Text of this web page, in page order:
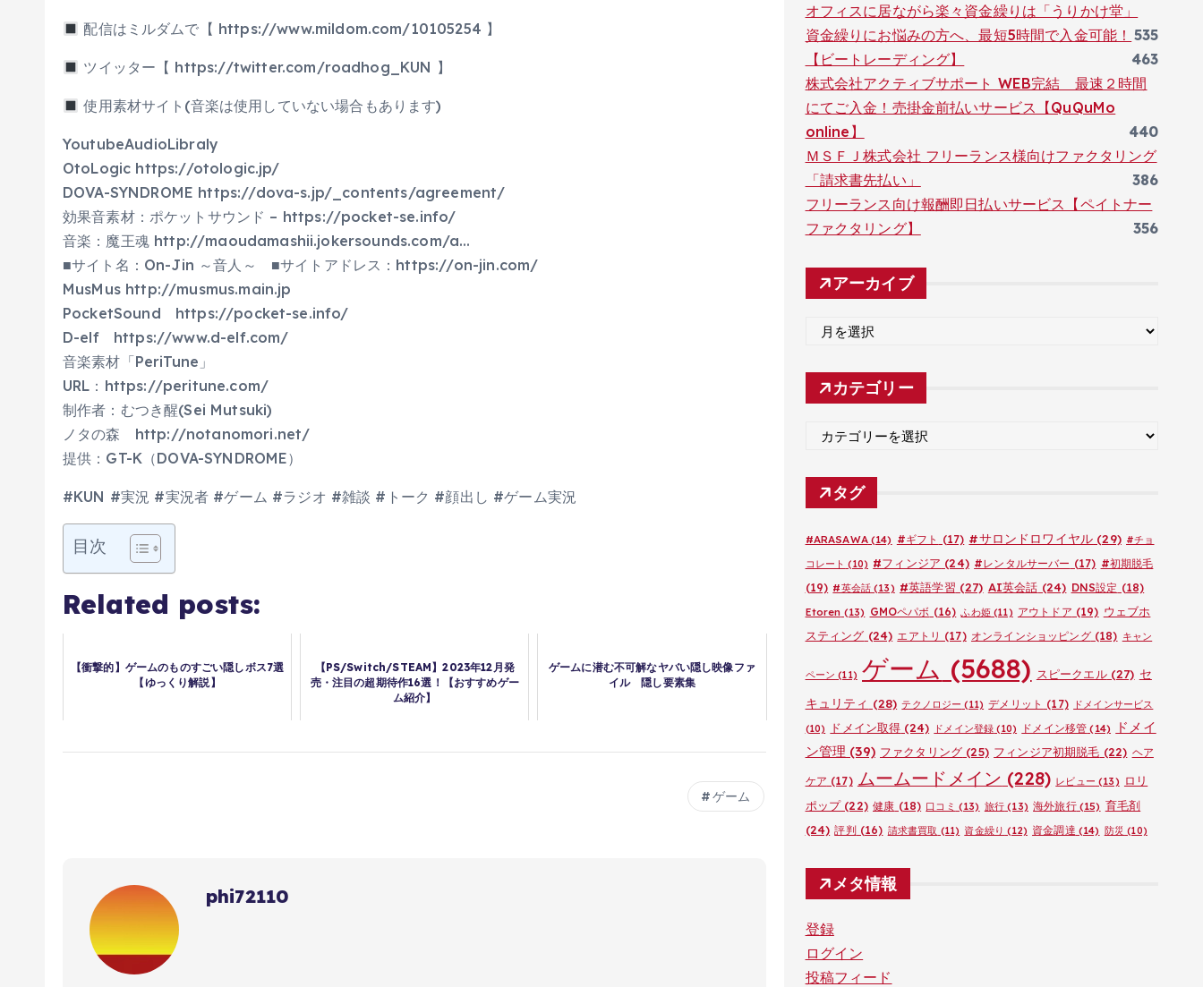
配信はミルダムで【 https://www.mildom.com/10105254 】
ツイッター【 https://twitter.com/roadhog_KUN 】
使用素材サイト(音楽は使用していない場合もあります)
YoutubeAudioLibraly
OtoLogic https://otologic.jp/
DOVA-SYNDROME https://dova-s.jp/_contents/agreement/
効果音素材：ポケットサウンド – https://pocket-se.info/
音楽：魔王魂 http://maoudamashii.jokersounds.com/a…
■サイト名：On-Jin ～音人～ ■サイトアドレス：https://on-jin.com/
MusMus http://musmus.main.jp
PocketSound https://pocket-se.info/
D-elf https://www.d-elf.com/
音楽素材「PeriTune」
URL：https://peritune.com/
制作者：むつき醒(Sei Mutsuki)
ノタの森 http://notanomori.net/
提供：GT-K（DOVA-SYNDROME）
#KUN #実況 #実況者 #ゲーム #ラジオ #雑談 #トーク #顔出し #ゲーム実況
目次
Related posts:
【衝撃的】ゲームのものすごい隠しボス7選
【ゆっくり解説】
【PS/Switch/STEAM】2023年12月発
売・注目の超期待作16選！【おすすめゲー
ム紹介】
ゲームに潜む不可解なヤバい隠し映像ファ
イル 隠し要素集
ゲーム
phi72110
オフィスに居ながら楽々資金繰りは「うりかけ堂」
535
資金繰りにお悩みの方へ、最短5時間で入金可能！
【ビートレーディング】
463
株式会社アクティブサポート WEB完結 最速２時間
にてご入金！売掛金前払いサービス【QuQuMo
online】
440
ＭＳＦＪ株式会社 フリーランス様向けファクタリング
「請求書先払い」
386
フリーランス向け報酬即日払いサービス【ペイトナー
ファクタリング】
356
アーカイブ
カ
イ
カテゴリー
ゴ
リ
タグ
#ARASAWA(14) #ギフト (17) #サロンドロワイヤル (29) #チョ
コレート (10) #フィンジア (24) #レンタルサーバー (17) #初期脱毛
(19) #英会話 (13) #英語学習 (27) AI英会話 (24) DNS設定 (18)
Etoren (13) GMOペパボ (16) ふわ姫(11) アウトドア (19) ウェブホ
スティング (24) エアトリ (17) オンラインショッピング(18) キャン
ペーン (11) ゲーム (5688) スピークエル(27) セ
キュリティ (28) テクノロジー (11) デメリット (17)
ドメインサービス
(10)
ドメイン取得 (24) ドメイン登録 (10) ドメイン移管 (14)
ドメイ
ン管理 (39) ファクタリング (25) フィンジア初期脱毛 (22) ヘア
ケア (17) ムームードメイン (228) レビュー (13) ロリ
ポップ(22) 健康 (18) 口コミ (13) 旅行 (13) 海外旅行(15) 育毛剤
(24) 評判 (16) 請求書買取 (11) 資金繰り (12) 資金調達 (14) 防災 (10)
メタ情報
登録
ログイン
投稿フィード